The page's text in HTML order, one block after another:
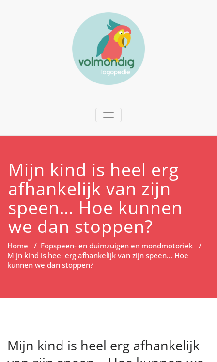
TOGGLE NAVIGATION
Mijn kind is heel erg
afhankelijk van zijn
speen… Hoe kunnen
we dan stoppen?
Home / Fopspeen- en duimzuigen en mondmotoriek /
Mijn kind is heel erg afhankelijk van zijn speen… Hoe
kunnen we dan stoppen?
Mijn kind is heel erg afhankelijk